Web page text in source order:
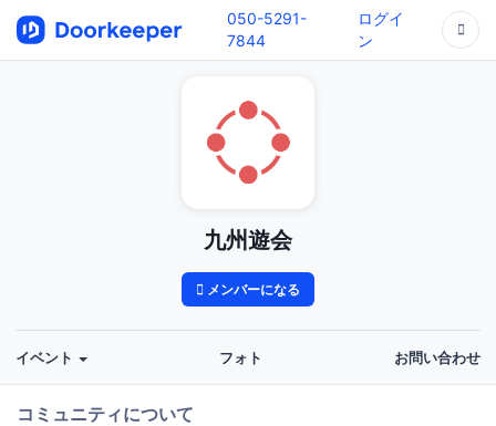
050-5291-
7844
ログイ
ン
九州遊会
メンバーになる
イベント フォト お問い合わせ
コミュニティについて